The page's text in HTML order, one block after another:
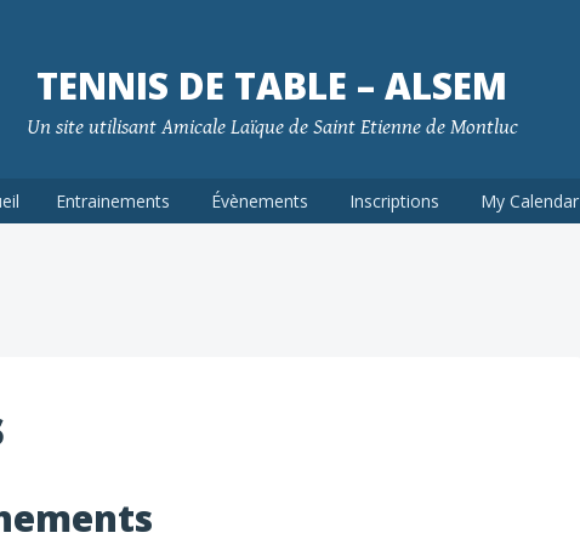
TENNIS DE TABLE – ALSEM
Un site utilisant Amicale Laïque de Saint Etienne de Montluc
Entrainements Évènements Inscriptions My Calendar